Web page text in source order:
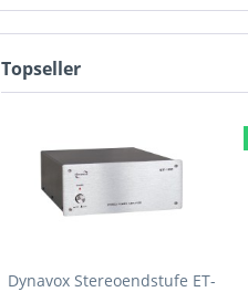
Topseller
Dynavox Stereoendstufe ET-